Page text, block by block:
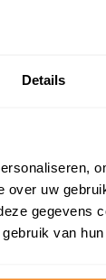
Details
uw
gegevens
van